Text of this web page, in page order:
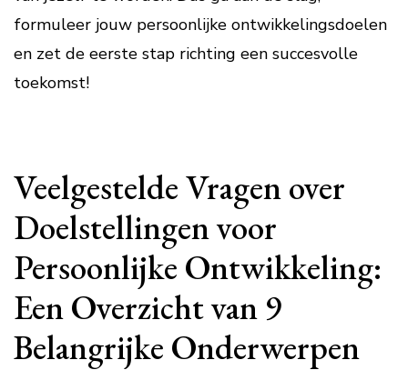
formuleer jouw persoonlijke ontwikkelingsdoelen
en zet de eerste stap richting een succesvolle
toekomst!
Veelgestelde Vragen over
Doelstellingen voor
Persoonlijke Ontwikkeling:
Een Overzicht van 9
Belangrijke Onderwerpen